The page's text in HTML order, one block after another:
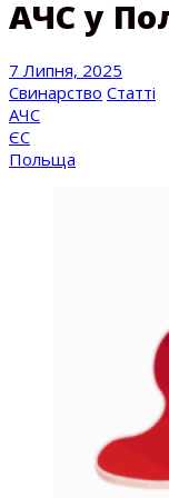
АЧС у
7 Липня, 2025
Свинарство Статті
АЧС
ЄС
Польща